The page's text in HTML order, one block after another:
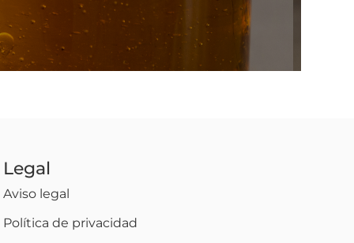
Legal
Aviso legal
Política de privacidad